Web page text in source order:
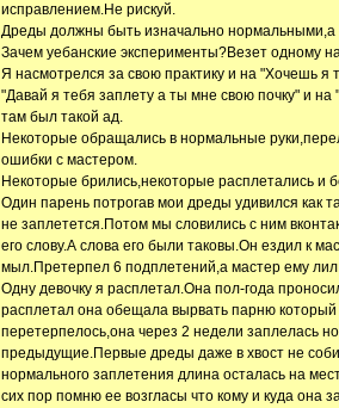
исправлением.Не рискуй.
Дреды должны быть изначально
Зачем уебанские эксперименты?Везет одному
Я насмотрелся за свою практику и на "Хочешь я
"Давай я тебя заплету а ты мне свою почку" и
там был такой ад.
Некоторые обращались в нормальные
ошибки с мастером.
Некоторые брились,некоторые расплетались и
Один парень потрогав мои дреды удивился как
не заплетется.Потом мы словились с ним
его слову.А слова его были таковы.Он ездил к
мыл.Претерпел 6 подплетений,а мастер ему
Одну девочку я расплетал.Она пол-года
расплетал она обещала вырвать парню который
перетерпелось,она через 2 недели заплелась
предыдущие.Первые дреды даже в хвост не
нормального заплетения длина осталась на
сих пор помню ее возгласы что кому и куда она